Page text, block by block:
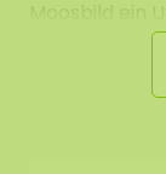
daher vom
Sie eine